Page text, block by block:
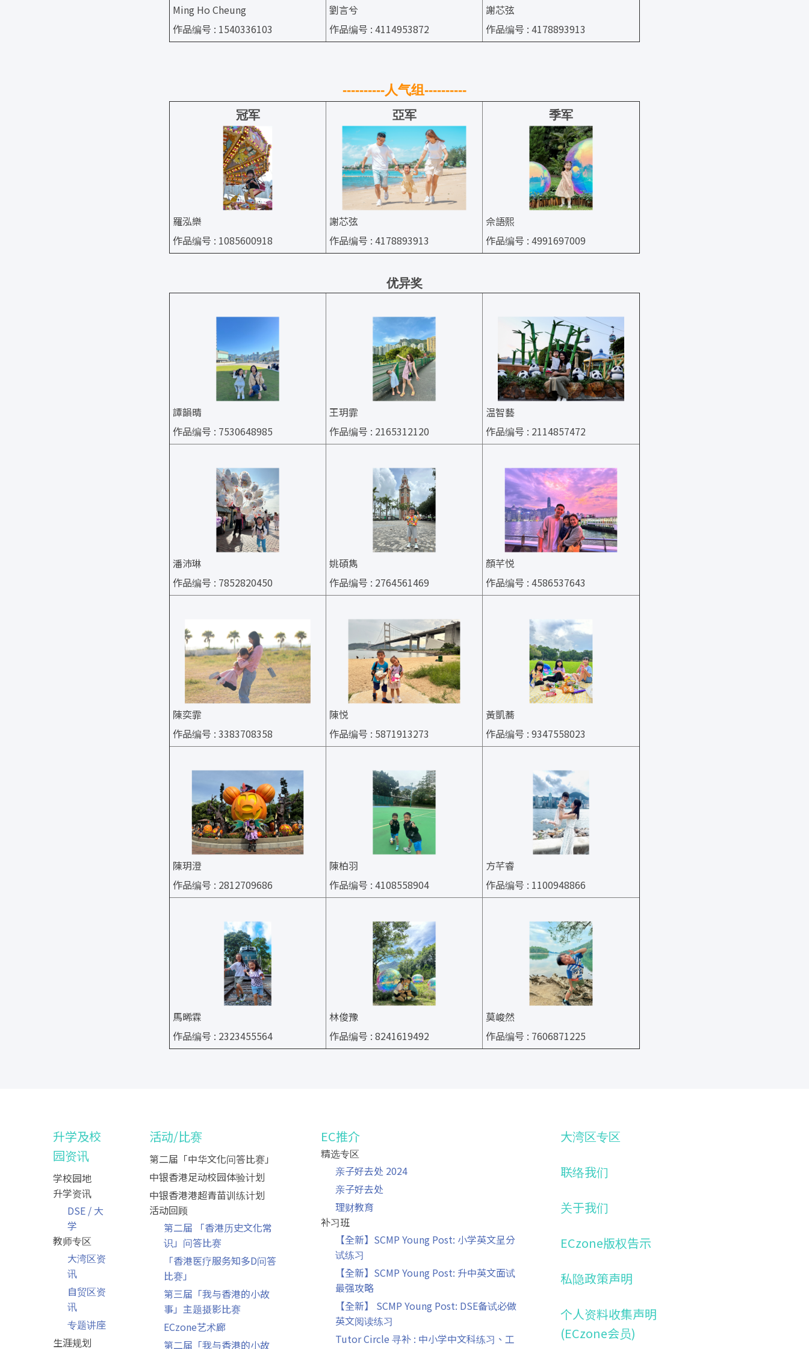
Ming Ho Cheung
作品编号 : 1540336103
劉言兮
作品编号 : 4114953872
謝芯弦
作品编号 : 4178893913
----------人气组 ----------
冠军
羅泓樂
作品编号 : 1085600918
亞军
謝芯弦
作品编号 : 4178893913
季军
佘語熙
作品编号 : 4991697009
优异奖
譚韻晴
作品编号 : 7530648985
王玥霏
作品编号 : 2165312120
温智藝
作品编号 : 2114857472
潘沛琳
作品编号 : 7852820450
姚碩雋
作品编号 : 2764561469
顏芊悦
作品编号 : 4586537643
陳奕霏
作品编号 : 3383708358
陳悦
作品编号 : 5871913273
黃凱蕎
作品编号 : 9347558023
陳玥澄
作品编号 : 2812709686
陳柏羽
作品编号 : 4108558904
方芊睿
作品编号 : 1100948866
馬晞霖
作品编号 : 2323455564
林俊豫
作品编号 : 8241619492
莫峻然
作品编号 : 7606871225
升学及校
园资讯
学校园地
升学资讯
DSE / 大
学
教师专区
大湾区资
讯
自贸区资
讯
专题讲座
生涯规划
活动/比赛
第二届「中华文化问答比赛」
中银香港足动校园体验计划
中银香港港超青苗训练计划
活动回顾
第二届 「香港历史文化常
识」问答比赛
「香港医疗服务知多D问答
比赛」
第三届「我与香港的小故
事」主题摄影比赛
ECzone艺术廊
第二届「我与香港的小故
EC推介
精选专区
亲子好去处 2024
亲子好去处
理财教育
补习班
【全新】SCMP Young Post: 小学英文呈分
试练习
【全新】SCMP Young Post: 升中英文面试
最强攻略
【全新】 SCMP Young Post: DSE备试必做
英文阅读练习
Tutor Circle 寻补 : 中小学中文科练习、工
大湾区专区
联络我们
关于我们
ECzone版权告示
私隐政策声明
个人资料收集声明
(ECzone会员)